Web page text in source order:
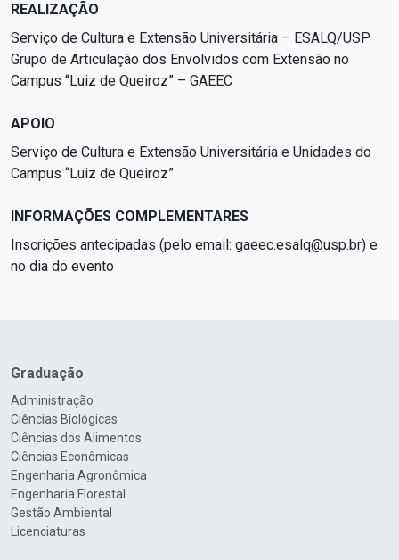
REALIZAÇÃO
Serviço de Cultura e Extensão Universitária – ESALQ/USP
Grupo de Articulação dos Envolvidos com Extensão no
Campus “Luiz de Queiroz” – GAEEC
APOIO
Serviço de Cultura e Extensão Universitária e Unidades do
Campus “Luiz de Queiroz”
INFORMAÇÕES COMPLEMENTARES
Inscrições antecipadas (pelo email: gaeec.esalq@usp.br) e
no dia do evento
Graduação
Administração
Ciências Biológicas
Ciências dos Alimentos
Ciências Econômicas
Engenharia Agronômica
Engenharia Florestal
Gestão Ambiental
Licenciaturas